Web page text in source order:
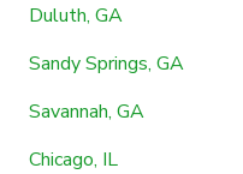
Duluth, GA
Sandy Springs, GA
Savannah, GA
Chicago, IL